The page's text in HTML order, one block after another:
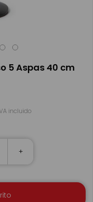
5 Aspas 40 cm
incluido
+